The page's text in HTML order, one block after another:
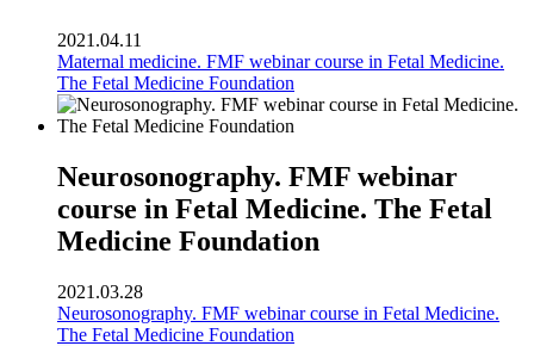
2021.04.11
Maternal medicine. FMF webinar course in Fetal Medicine.
The Fetal Medicine Foundation
Neurosonography. FMF webinar
course in Fetal Medicine. The Fetal
Medicine Foundation
2021.03.28
Neurosonography. FMF webinar course in Fetal Medicine.
The Fetal Medicine Foundation